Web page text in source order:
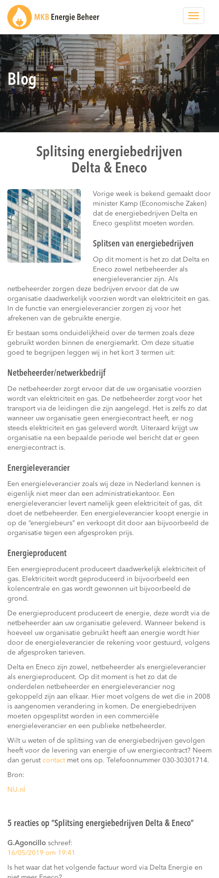
Toggle
Blog
Splitsing energiebedrijven
Delta & Eneco
Vorige week is bekend gemaakt door
minister Kamp (Economische Zaken)
dat de energiebedrijven Delta en
Eneco gesplitst moeten worden.
Splitsen van energiebedrijven
Op dit moment is het zo dat Delta en
Eneco zowel netbeheerder als
energieleverancier zijn. Als
netbeheerder zorgen deze bedrijven ervoor dat de uw
organisatie daadwerkelijk voorzien wordt van elektriciteit en gas.
In de functie van energieleverancier zorgen zij voor het
afrekenen van de gebruikte energie.
Er bestaan soms onduidelijkheid over de termen zoals deze
gebruikt worden binnen de energiemarkt. Om deze situatie
goed te begrijpen leggen wij in het kort 3 termen uit:
Netbeheerder/netwerkbedrijf
De netbeheerder zorgt ervoor dat de uw organisatie voorzien
wordt van elektriciteit en gas. De netbeheerder zorgt voor het
transport via de leidingen die zijn aangelegd. Het is zelfs zo dat
wanneer uw organisatie geen energiecontract heeft, er nog
steeds elektriciteit en gas geleverd wordt. Uiteraard krijgt uw
organisatie na een bepaalde periode wel bericht dat er geen
energiecontract is.
Energieleverancier
Een energieleverancier zoals wij deze in Nederland kennen is
eigenlijk niet meer dan een administratiekantoor. Een
energieleverancier levert namelijk geen elektriciteit of gas, dit
doet de netbeheerder. Een energieleverancier koopt energie in
op de “energiebeurs” en verkoopt dit door aan bijvoorbeeld de
organisatie tegen een afgesproken prijs.
Energieproducent
Een energieproducent produceert daadwerkelijk elektriciteit of
gas. Elektriciteit wordt geproduceerd in bijvoorbeeld een
kolencentrale en gas wordt gewonnen uit bijvoorbeeld de
grond.
De energieproducent produceert de energie, deze wordt via de
netbeheerder aan uw organisatie geleverd. Wanneer bekend is
hoeveel uw organisatie gebruikt heeft aan energie wordt hier
door de energieleverancier de rekening voor gestuurd, volgens
de afgesproken tarieven.
Delta en Eneco zijn zowel, netbeheerder als energieleverancier
als energieproducent. Op dit moment is het zo dat de
onderdelen netbeheerder en energieleverancier nog
gekoppeld zijn aan elkaar. Hier moet volgens de wet die in 2008
is aangenomen verandering in komen. De energiebedrijven
moeten opgesplitst worden in een commerciële
energieleverancier en een publieke netbeheerder.
Wilt u weten of de splitsing van de energiebedrijven gevolgen
heeft voor de levering van energie of uw energiecontract? Neem
dan gerust contact met ons op. Telefoonnummer 030-30301714.
Bron:
NU.nl
5 reacties op “Splitsing energiebedrijven Delta & Eneco”
G.Agoncillo schreef:
16/05/2019 om 19:41
Is het waar dat het volgende factuur word via Delta Energie en